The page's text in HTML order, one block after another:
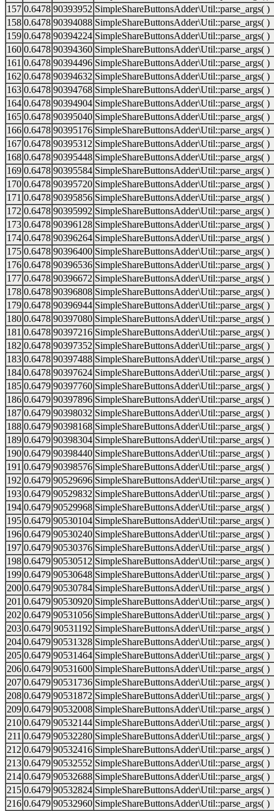
157 0.6478 90393952 SimpleShareButtonsAdder\Util::parse_args( )
158 0.6478 90394088 SimpleShareButtonsAdder\Util::parse_args( )
159 0.6478 90394224 SimpleShareButtonsAdder\Util::parse_args( )
160 0.6478 90394360 SimpleShareButtonsAdder\Util::parse_args( )
161 0.6478 90394496 SimpleShareButtonsAdder\Util::parse_args( )
162 0.6478 90394632 SimpleShareButtonsAdder\Util::parse_args( )
163 0.6478 90394768 SimpleShareButtonsAdder\Util::parse_args( )
164 0.6478 90394904 SimpleShareButtonsAdder\Util::parse_args( )
165 0.6478 90395040 SimpleShareButtonsAdder\Util::parse_args( )
166 0.6478 90395176 SimpleShareButtonsAdder\Util::parse_args( )
167 0.6478 90395312 SimpleShareButtonsAdder\Util::parse_args( )
168 0.6478 90395448 SimpleShareButtonsAdder\Util::parse_args( )
169 0.6478 90395584 SimpleShareButtonsAdder\Util::parse_args( )
170 0.6478 90395720 SimpleShareButtonsAdder\Util::parse_args( )
171 0.6478 90395856 SimpleShareButtonsAdder\Util::parse_args( )
172 0.6478 90395992 SimpleShareButtonsAdder\Util::parse_args( )
173 0.6478 90396128 SimpleShareButtonsAdder\Util::parse_args( )
174 0.6478 90396264 SimpleShareButtonsAdder\Util::parse_args( )
175 0.6478 90396400 SimpleShareButtonsAdder\Util::parse_args( )
176 0.6478 90396536 SimpleShareButtonsAdder\Util::parse_args( )
177 0.6478 90396672 SimpleShareButtonsAdder\Util::parse_args( )
178 0.6478 90396808 SimpleShareButtonsAdder\Util::parse_args( )
179 0.6478 90396944 SimpleShareButtonsAdder\Util::parse_args( )
180 0.6478 90397080 SimpleShareButtonsAdder\Util::parse_args( )
181 0.6478 90397216 SimpleShareButtonsAdder\Util::parse_args( )
182 0.6478 90397352 SimpleShareButtonsAdder\Util::parse_args( )
183 0.6478 90397488 SimpleShareButtonsAdder\Util::parse_args( )
184 0.6478 90397624 SimpleShareButtonsAdder\Util::parse_args( )
185 0.6479 90397760 SimpleShareButtonsAdder\Util::parse_args( )
186 0.6479 90397896 SimpleShareButtonsAdder\Util::parse_args( )
187 0.6479 90398032 SimpleShareButtonsAdder\Util::parse_args( )
188 0.6479 90398168 SimpleShareButtonsAdder\Util::parse_args( )
189 0.6479 90398304 SimpleShareButtonsAdder\Util::parse_args( )
190 0.6479 90398440 SimpleShareButtonsAdder\Util::parse_args( )
191 0.6479 90398576 SimpleShareButtonsAdder\Util::parse_args( )
192 0.6479 90529696 SimpleShareButtonsAdder\Util::parse_args( )
193 0.6479 90529832 SimpleShareButtonsAdder\Util::parse_args( )
194 0.6479 90529968 SimpleShareButtonsAdder\Util::parse_args( )
195 0.6479 90530104 SimpleShareButtonsAdder\Util::parse_args( )
196 0.6479 90530240 SimpleShareButtonsAdder\Util::parse_args( )
197 0.6479 90530376 SimpleShareButtonsAdder\Util::parse_args( )
198 0.6479 90530512 SimpleShareButtonsAdder\Util::parse_args( )
199 0.6479 90530648 SimpleShareButtonsAdder\Util::parse_args( )
200 0.6479 90530784 SimpleShareButtonsAdder\Util::parse_args( )
201 0.6479 90530920 SimpleShareButtonsAdder\Util::parse_args( )
202 0.6479 90531056 SimpleShareButtonsAdder\Util::parse_args( )
203 0.6479 90531192 SimpleShareButtonsAdder\Util::parse_args( )
204 0.6479 90531328 SimpleShareButtonsAdder\Util::parse_args( )
205 0.6479 90531464 SimpleShareButtonsAdder\Util::parse_args( )
206 0.6479 90531600 SimpleShareButtonsAdder\Util::parse_args( )
207 0.6479 90531736 SimpleShareButtonsAdder\Util::parse_args( )
208 0.6479 90531872 SimpleShareButtonsAdder\Util::parse_args( )
209 0.6479 90532008 SimpleShareButtonsAdder\Util::parse_args( )
210 0.6479 90532144 SimpleShareButtonsAdder\Util::parse_args( )
211 0.6479 90532280 SimpleShareButtonsAdder\Util::parse_args( )
212 0.6479 90532416 SimpleShareButtonsAdder\Util::parse_args( )
213 0.6479 90532552 SimpleShareButtonsAdder\Util::parse_args( )
214 0.6479 90532688 SimpleShareButtonsAdder\Util::parse_args( )
215 0.6479 90532824 SimpleShareButtonsAdder\Util::parse_args( )
216 0.6479 90532960 SimpleShareButtonsAdder\Util::parse_args( )